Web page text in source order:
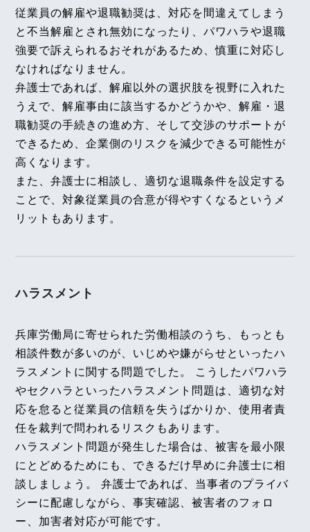
た。
一般社団法人日本労務研究会 定期刊行物 2026年1
月1日〈発行〉
2025年12月8日
『全国賃貸住宅新聞』
企業法務担当執行役員・弁護士 家永勲「弁護士が解
決！！身近な不動産トラブル」
育禁止特約違反と賃貸借契約の解除』
全国賃貸住宅新聞 2025年12月8日〈発行〉
企業法務担当執行役員・弁護士 家永勲による連載
高齢者住宅新聞 2025年12月3日〈発行〉
2025年12月1日
『エルダー』
【知っておきたい労働法Q&A】「第89回 高齢者の
体調不良と安全配慮義務、解雇後の再就職と就労の
意思」の論文を、企業法務担当執行役員・弁護士 家
永 勲、シニアアソシエイト・弁護士 髙木 勝瑛が執
筆しました。
独立行政法人 高齢・障害・求職者雇用支援機構
2025年1月法律アップデート(臨時版)
【不動産業界】2025年1月号Vol.122
再雇用嘱託職員と正職員の間の基本給および 賞与に
係る相違と旧労働契約法20条違反の成否（名古屋自
動車学校事件）～最高裁第一小法廷判決令和５年７
月２０日判決～
【タイ】2024年12月号Vol.32
2024年12月における法律アップデート
2024年12月号Vol.156
ヘルスケア・ジャパン事件）～東京高等裁判所令和
４年１１月１６日判決～
【タイ】2024年11月号Vol.31
2024年11月における法律アップデート
2024年10月における法律アップデート
【不動産業界】2024年11月号Vol.120
自治会への加入義務とゴミ捨て場の使用について
従業員の解雇や退職勧奨は、対応を間違えてしまう
と不当解雇とされ無効になったり、パワハラや退職
強要で訴えられるおそれがあるため、慎重に対応し
なければなりません。
弁護士であれば、解雇以外の選択肢を視野に入れた
うえで、解雇事由に該当するかどうかや、解雇・退
職勧奨の手続きの進め方、そして交渉のサポートが
できるため、企業側のリスクを減少できる可能性が
高くなります。
また、弁護士に相談し、適切な退職条件を設定する
ことで、対象従業員の合意が得やすくなるというメ
リットもあります。
ハラスメント
兵庫労働局に寄せられた労働相談のうち、もっとも
相談件数が多いのが、いじめや嫌がらせといったハ
ラスメントに関する問題でした。 こうしたパワハラ
やセクハラといったハラスメント問題は、適切な対
応を怠ると従業員の信頼を失うばかりか、使用者責
任を裁判で問われるリスクもあります。
ハラスメント問題が発生した場合は、被害を最小限
にとどめるためにも、できるだけ早めに弁護士に相
談しましょう。 弁護士であれば、当事者のプライバ
シーに配慮しながら、事実確認、被害者のフォロ
ー、加害者対応が可能です。